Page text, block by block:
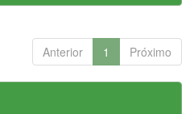
Anterior 1 Próximo